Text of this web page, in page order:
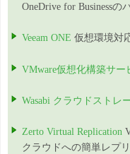
OneDrive for Businessの
Veeam ONE 仮想環境対
VMware仮想化構築サー
Wasabi クラウドストレ
Zerto Virtual Replication
クラウドへの簡単レプ